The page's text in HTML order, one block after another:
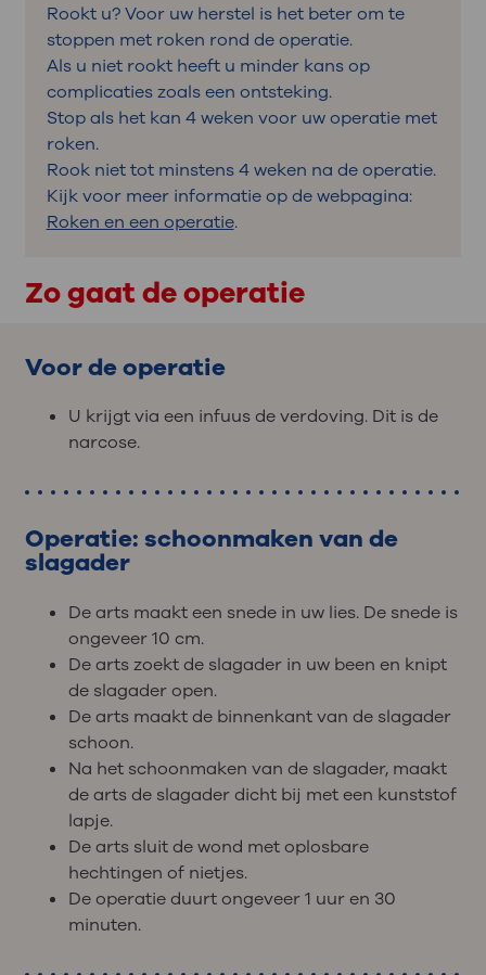
Rookt u? Voor uw herstel is het beter om te
stoppen met roken rond de operatie.
Als u niet rookt heeft u minder kans op
complicaties zoals een ontsteking.
Stop als het kan 4 weken voor uw operatie met
roken.
Rook niet tot minstens 4 weken na de operatie.
Kijk voor meer informatie op de webpagina:
Roken en een operatie.
Zo gaat de operatie
Voor de operatie
U krijgt via een infuus de verdoving. Dit is de
narcose.
Operatie: schoonmaken van de
slagader
De arts maakt een snede in uw lies. De snede is
ongeveer 10 cm.
De arts zoekt de slagader in uw been en knipt
de slagader open.
De arts maakt de binnenkant van de slagader
schoon.
Na het schoonmaken van de slagader, maakt
de arts de slagader dicht bij met een kunststof
lapje.
De arts sluit de wond met oplosbare
hechtingen of nietjes.
De operatie duurt ongeveer 1 uur en 30
minuten.